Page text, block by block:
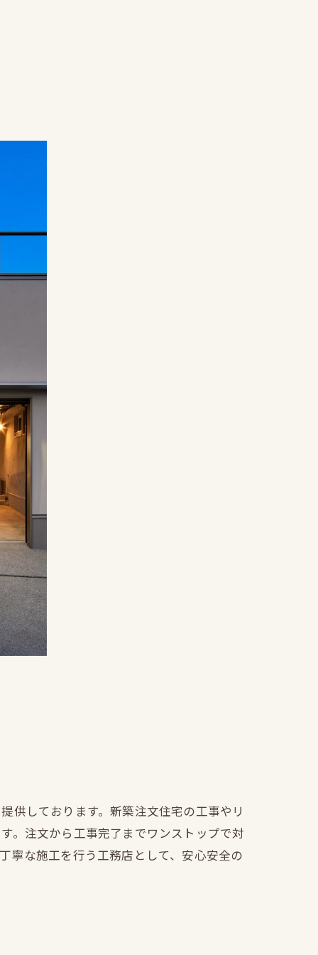
供しております。新築注文住宅の工事やリ
。注文から工事完了までワンストップで対
寧な施工を行う工務店として、安心安全の